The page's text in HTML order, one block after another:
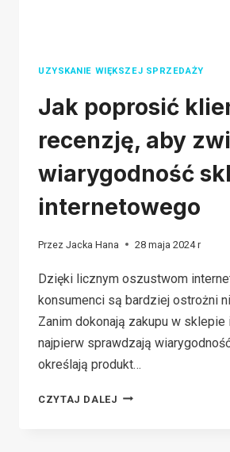
UZYSKANIE WIĘKSZEJ SPRZEDAŻY
Jak poprosić
recenzję, aby
wiarygodność
internetowego
Przez Jacka Hana 28 maja 2024 r
Dzięki licznym oszustwom
konsumenci są bardziej ostrożni
Zanim dokonają zakupu w sklepie
najpierw sprawdzają
określają produkt…
CZYTAJ DALEJ JAK